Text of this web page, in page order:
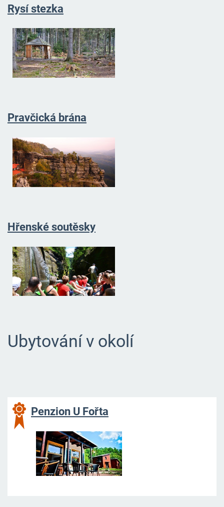
Rysí stezka
Pravčická brána
Hřenské soutěsky
Ubytování v okolí
Penzion U Fořta